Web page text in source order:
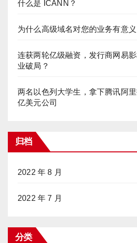
什么是 ICANN？
为什么高级域名对您的业务有意义
连获两轮亿级融资，发行商网易
业破局？
两名以色列大学生，拿下腾讯阿
亿美元公司
归档
2022 年 8 月
2022 年 7 月
分类